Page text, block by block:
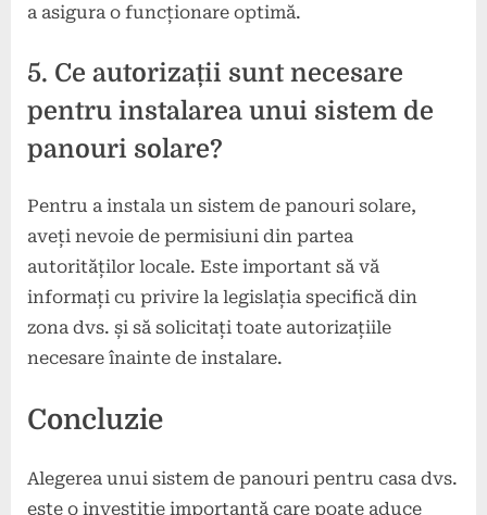
a asigura o funcționare optimă.
5. Ce autorizații sunt necesare
pentru instalarea unui sistem de
panouri solare?
Pentru a instala un sistem de panouri solare,
aveți nevoie de permisiuni din partea
autorităților locale. Este important să vă
informați cu privire la legislația specifică din
zona dvs. și să solicitați toate autorizațiile
necesare înainte de instalare.
Concluzie
Alegerea unui sistem de panouri pentru casa dvs.
este o investiție importantă care poate aduce